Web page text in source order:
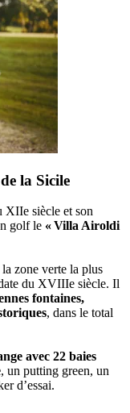
la Sicile
XIIe siècle et son
golf le « Villa Airoldi
la zone verte la plus
du XVIIIe siècle. Il
fontaines,
, dans le total
avec 22 baies
, un putting green, un
d’essai.